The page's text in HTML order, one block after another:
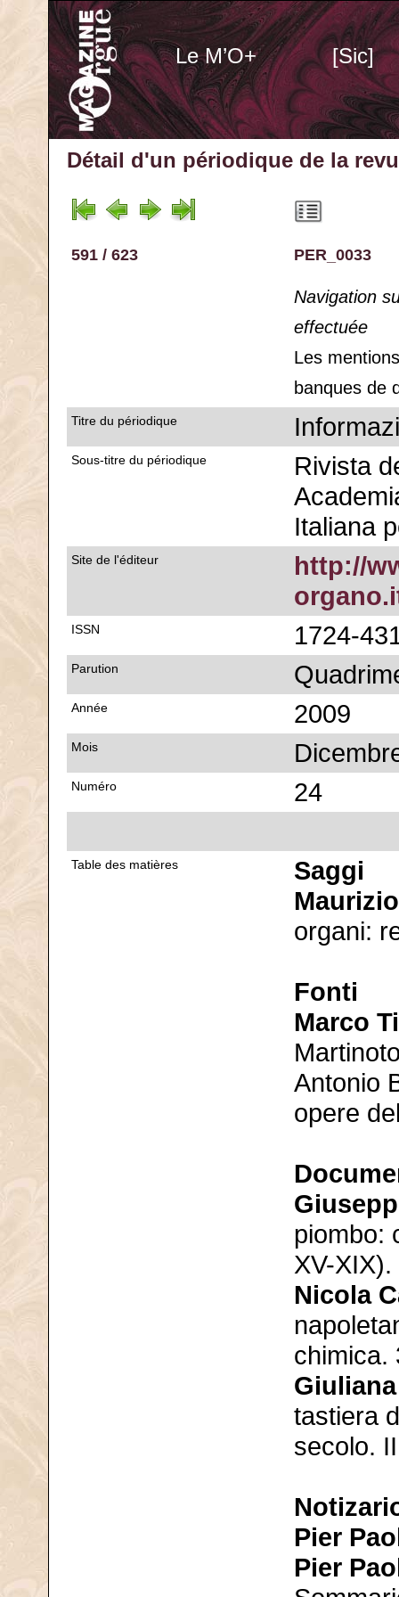
Le M’O+ [Sic]
Détail d'un périodique de la
591 / 623 PER_0033
Navigation
effectuée
Les
banques de
Titre du périodique
Sous-titre du périodique
Rivista
Italiana
Site de l'éditeur
http://
ISSN 1724-
Parution
Année 2009
Mois
Numéro 24
Table des matières
Saggi
organi:
Fonti
Marco
Antonio
opere
piombo:
XV-XIX).
Nicola
chimica.
tastiera
secolo.
Pier
Pier